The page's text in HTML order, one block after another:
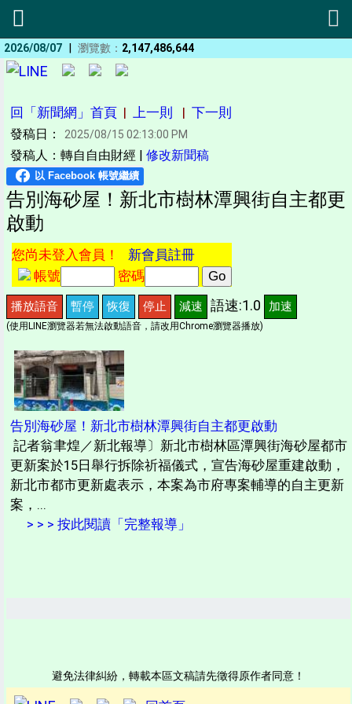
2026/08/07 | 瀏覽數： 2,147,486,644
回「新聞網」首頁 | 上一則 | 下一則
發稿日： 2025/08/15 02:13:00 PM
發稿人：轉自自由財經 | 修改新聞稿
告別海砂屋！新北市樹林潭興街自主都更
啟動
您尚未登入會員！ 新會員註冊
帳號
密碼
播放語音 暫停 恢復 停止 減速 語速:1.0 加速
(使用LINE瀏覽器若無法啟動語音，請改用Chrome瀏覽器播放)
告別海砂屋！新北市樹林潭興街自主都更啟動
記者翁聿煌／新北報導〕新北市樹林區潭興街海砂屋都市
更新案於15日舉行拆除祈福儀式，宣告海砂屋重建啟動，
新北市都市更新處表示，本案為市府專案輔導的自主更新
案，...
> > > 按此閱讀「完整報導」
避免法律糾紛，轉載本區文稿請先徵得原作者同意！